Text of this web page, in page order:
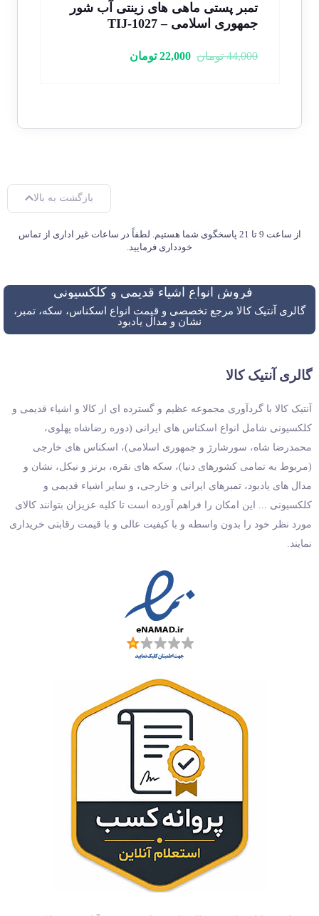
تمبر تدفین رضا شاه 1329 – سری 2
عددی – دوره محمدرضا شاه
5,000,000 تومان 3,200,000
بازگشت به بالا
از ساعت 9 تا 21 پاسخگوی شما هستیم. لطفاً در ساعات غیر اداری از تماس
خودداری فرمایید.
فروش انواع اشیاء قدیمی و کلکسیونی
گالری آنتیک کالا مرجع تخصصی و قیمت انواع اسکناس، سکه، تمبر،
نشان و مدال یادبود
گالری آنتیک کالا
آنتیک کالا با گردآوری مجموعه عظیم و گسترده ای از کالا و اشیاء قدیمی و
کلکسیونی شامل انواع اسکناس های ایرانی (دوره رضاشاه پهلوی،
محمدرضا شاه، سورشارژ و جمهوری اسلامی)، اسکناس های خارجی
(مربوط به تمامی کشورهای دنیا)، سکه های نقره، برنز و نیکل، نشان و
مدال های یادبود، تمبرهای ایرانی و خارجی، و سایر اشیاء قدیمی و
کلکسیونی ... این امکان را فراهم آورده است تا کلیه عزیزان بتوانند کالای
مورد نظر خود را بدون واسطه و با کیفیت عالی و با قیمت رقابتی خریداری
نمایند.